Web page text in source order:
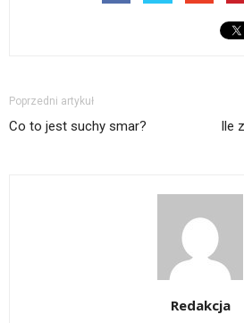
Poprzedni artykuł
Co to jest suchy smar? Ile
Redakcja